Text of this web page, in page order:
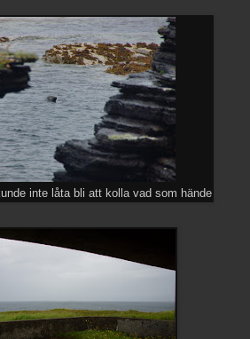
inte låta bli att kolla vad som hände